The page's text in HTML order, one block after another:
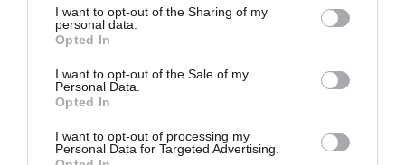
not limited to your visit or usage behaviour. You may click to
grant or deny consent to Google and its third-party tags to
use your data for below specified purposes in below Google
consent section.
I want to opt-out of the Sharing of my
personal data.
Opted In
I want to opt-out of the Sale of my
Personal Data.
Opted In
I want to opt-out of processing my
Personal Data for Targeted Advertising.